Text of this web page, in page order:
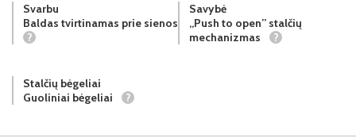
Svarbu
Baldas tvirtinamas prie sienos
?
Savybė
„Push to open” stalčių
mechanizmas
?
Stalčių bėgeliai
Guoliniai bėgeliai
?